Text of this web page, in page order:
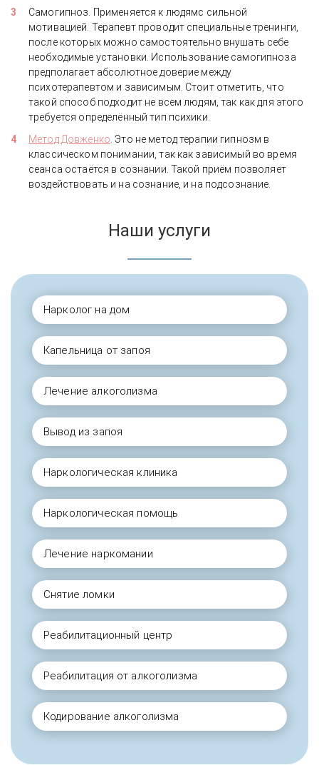
Самогипноз. Применяется к людямс сильной
мотивацией. Терапевт проводит специальные тренинги,
после которых можно самостоятельно внушать себе
необходимые установки. Использование самогипноза
предполагает абсолютное доверие между
психотерапевтом и зависимым. Стоит отметить, что
такой способ подходит не всем людям, так как для этого
требуется определённый тип психики.
Метод Довженко . Это не метод терапии гипнозм в
классическом понимании, так как зависимый во время
сеанса остаётся в сознании. Такой приём позволяет
воздействовать и на сознание, и на подсознание.
Наши услуги
Нарколог на дом
Капельница от запоя
Лечение алкоголизма
Вывод из запоя
Наркологическая клиника
Наркологическая помощь
Лечение наркомании
Снятие ломки
Реабилитационный центр
Реабилитация от алкоголизма
Кодирование алкоголизма